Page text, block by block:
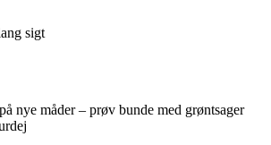
sigt
nye måder – prøv bunde med grøntsager